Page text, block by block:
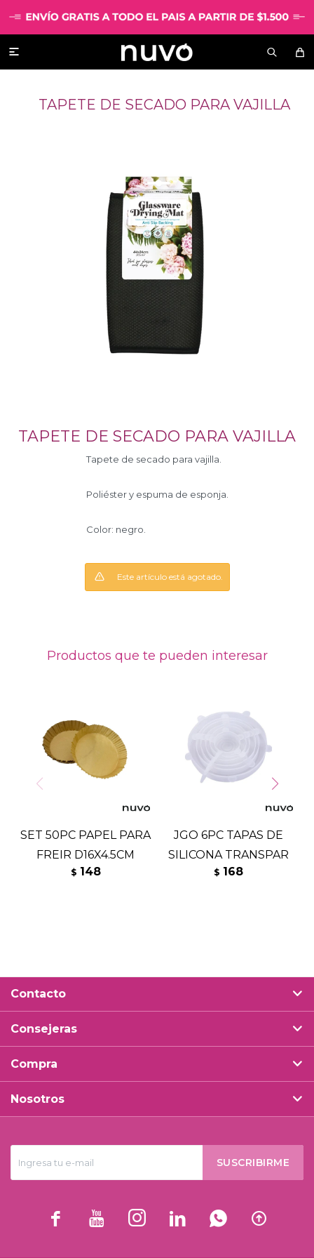

TAPETE DE SECADO PARA VAJILLA
TAPETE DE SECADO PARA VAJILLA
Tapete de secado para vajilla.
Poliéster y espuma de esponja.
Color: negro.
Este artículo está agotado.
Productos que te pueden interesar
SET 50PC PAPEL PARA
FREIR D16X4.5CM
$ 148
JGO 6PC TAPAS DE
SILICONA TRANSPAR
$ 168
SUSCRIBIRME
     
Contacto
Consejeras
Compra
Nosotros